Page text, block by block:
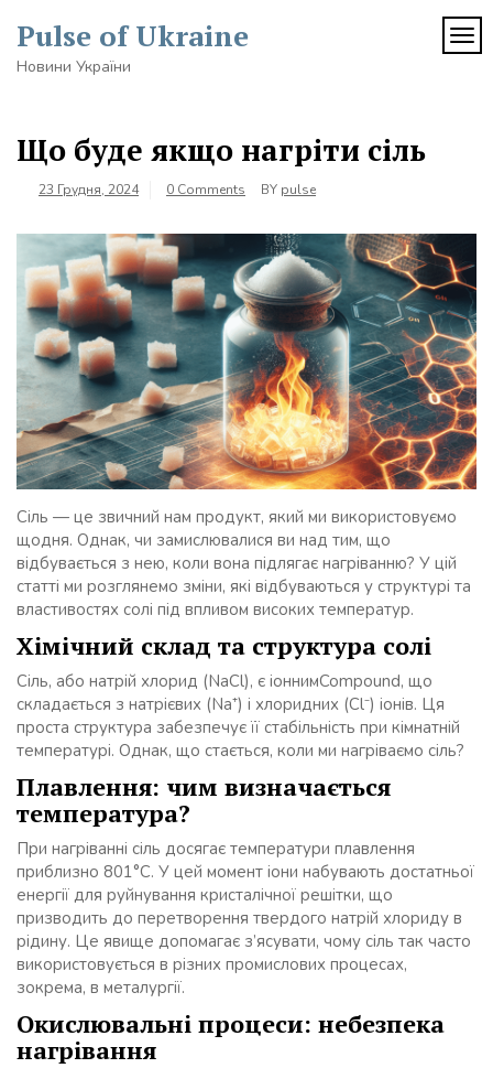
content
Pulse of Ukraine
Новини України
Що буде якщо нагріти сіль
23 Грудня, 2024 0 Comments BY pulse
Сіль — це звичний нам продукт, який ми використовуємо
щодня. Однак, чи замислювалися ви над тим, що
відбувається з нею, коли вона підлягає нагріванню? У цій
статті ми розглянемо зміни, які відбуваються у структурі та
властивостях солі під впливом високих температур.
Хімічний склад та структура солі
Сіль, або натрій хлорид (NaCl), є іоннимCompound, що
складається з натрієвих (Na⁺) і хлоридних (Cl⁻) іонів. Ця
проста структура забезпечує її стабільність при кімнатній
температурі. Однак, що стається, коли ми нагріваємо сіль?
Плавлення: чим визначається
температура?
При нагріванні сіль досягає температури плавлення
приблизно 801°C. У цей момент іони набувають достатньої
енергії для руйнування кристалічної решітки, що
призводить до перетворення твердого натрій хлориду в
рідину. Це явище допомагає з’ясувати, чому сіль так часто
використовується в різних промислових процесах,
зокрема, в металургії.
Окислювальні процеси: небезпека
нагрівання